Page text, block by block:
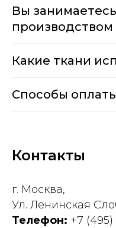
Вы
производством
Какие ткани
Способы
Контакты
г. Москва,
Ул. Ленинская
Телефон: +7 (495)